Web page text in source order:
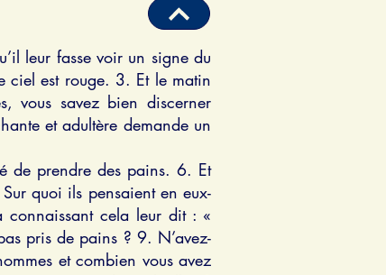
leur fasse voir un signe du
ciel est rouge. 3. Et le matin
vous savez bien discerner
et adultère demande un
de prendre des pains. 6. Et
quoi ils pensaient en eux-
connaissant cela leur dit : «
pris de pains ? 9. N’avez-
et combien vous avez